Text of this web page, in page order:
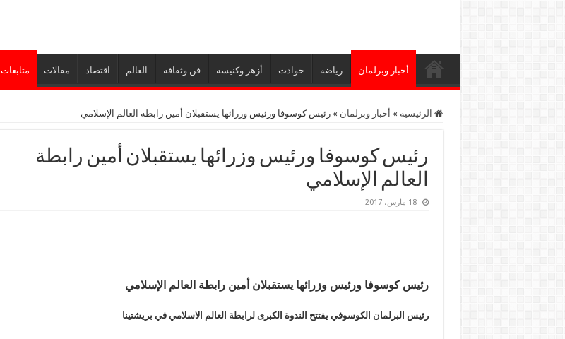
أخبار وبرلمان رياضة حوادث أزهر وكنيسة فن وثقافة العالم اقتصاد مقالات متابعات
الرئيسية » أخبار وبرلمان » رئيس كوسوفا ورئيس وزرائها يستقبلان أمين رابطة العالم الإسلامي
رئيس كوسوفا ورئيس وزرائها يستقبلان أمين رابطة
العالم الإسلامي
18 مارس، 2017
رئيس كوسوفا ورئيس وزرائها يستقبلان أمين رابطة العالم الإسلامي
رئيس البرلمان الكوسوفي يفتتح الندوة الكبرى لرابطة العالم الاسلامي في بريشتينا